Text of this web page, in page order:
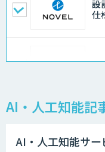
設
仕
AI・人工知能記
AI・人工知能サー